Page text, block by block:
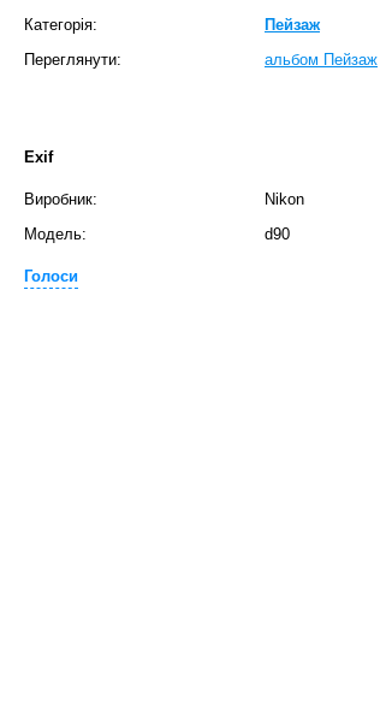
Категорія:
Пейзаж
Переглянути:
альбом Пейзаж
Exif
Виробник:
Nikon
Модель:
d90
Голоси